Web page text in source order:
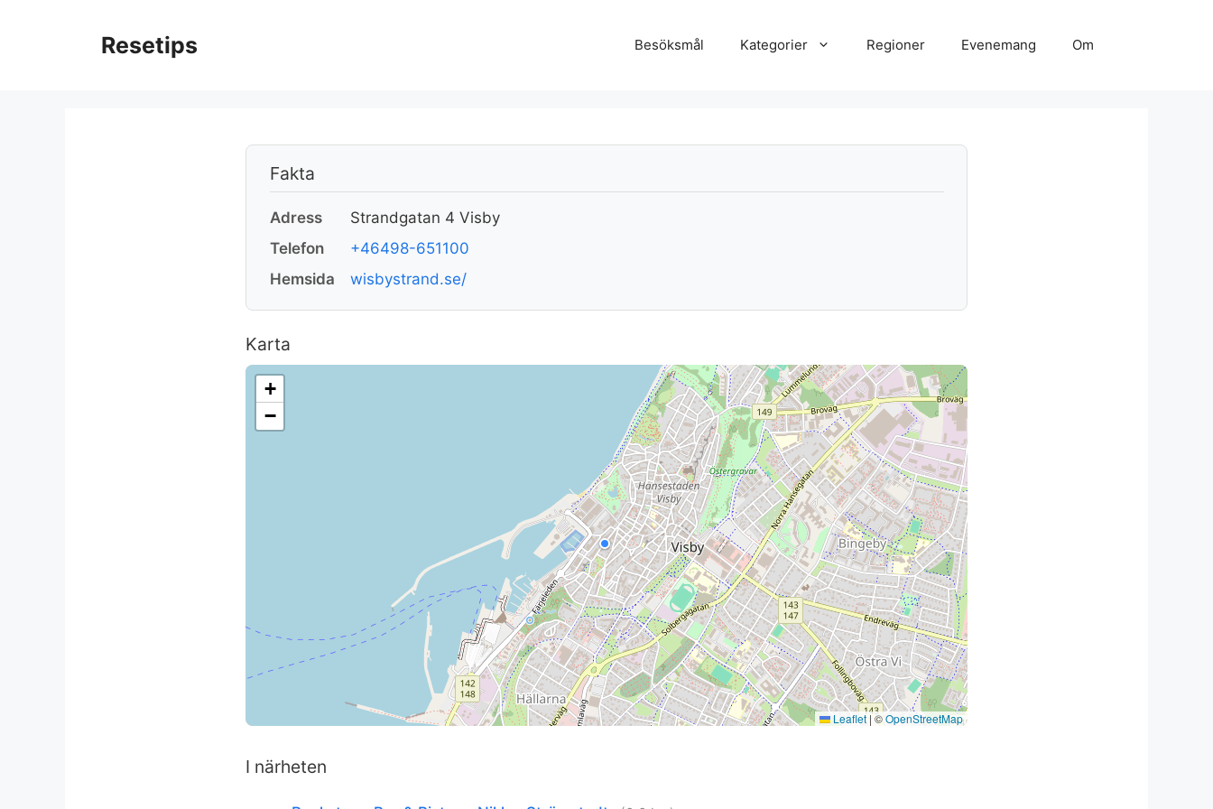
Resetips Besöksmål Kategorier Regioner Evenemang Om
Fakta
Adress
Strandgatan 4 Visby
Telefon
+46498-651100
Hemsida
wisbystrand.se/
Karta
+
−
Leaflet |©OpenStreetMap
I närheten